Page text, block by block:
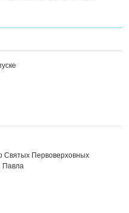
Святых Первоверховных
Павла